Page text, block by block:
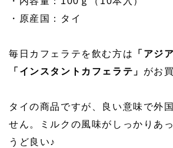
・原産国：タイ
毎日カフェラテを飲む方は
「アジ
「インスタントカフェラテ」 がお
タイの商品ですが、良い意味で外
せん。ミルクの風味がしっかりあ
うど良い♪